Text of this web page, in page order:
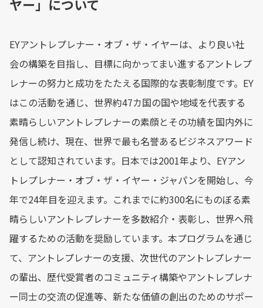
ヤー」について
EYアントレプレナー・オブ・ザ・イヤーは、より良い社
会の構築を目指し、目標に向かってまい進するアントレプ
レナーの努力と成功をたたえる国際的な表彰制度です。EY
はこの活動を通じ、世界約47カ国の国や地域を代表する
素晴らしいアントレプレナーの素顔とその功績を国内外に
発信し続け、現在、世界で最も名誉あるビジネスアワード
として認知されています。日本では2001年より、EYアン
トレプレナー・オブ・ザ・イヤー・ジャパンを開始し、今
年で24年目を迎えます。これまでに約300名にものぼる素
晴らしいアントレプレナーを多数紹介・表彰し、世界へ飛
躍するための活動を奨励しています。本プログラムを通じ
て、アントレプレナーの支援、次世代のアントレプレナー
の輩出、歴代受賞者のコミュニティ構築やアントレプレナ
ー同士の交流の促進等、新たな価値の創出のためのサポー